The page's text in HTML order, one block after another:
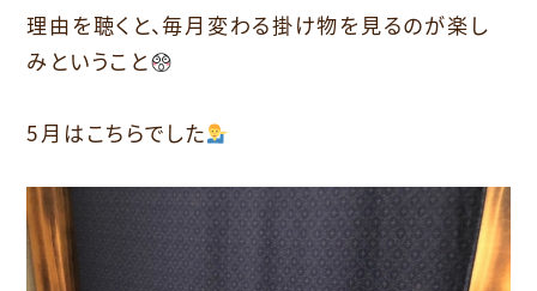
理由を聴くと、毎月変わる掛け物を見るのが楽し
みということ
5月はこちらでした